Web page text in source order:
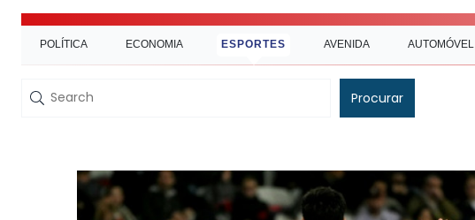
POLÍTICA ECONOMIA ESPORTES AVENIDA AUTOMÓVEL
Procurar